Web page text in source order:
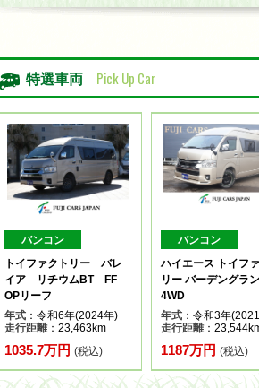
特選車両 Pick Up Car
バンコン
トイファクトリー バレ
イア リチウムBT FF
OPリーフ
年式 ：令和6年(2024年)
走行距離：23,463km
1035.7万円 (税込)
バンコン
ハイエース トイフ
リー バーデングラ
4WD
年式 ：令和3年
走行距離：
1187万円 (税込)